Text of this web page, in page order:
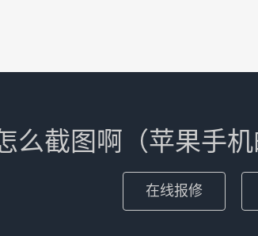
么截图啊（苹果手
在线报修